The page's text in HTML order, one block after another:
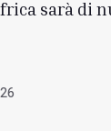
sarà di